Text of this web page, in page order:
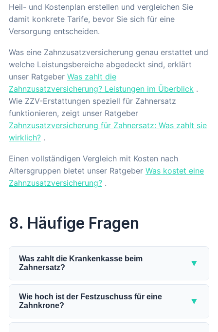
Heil- und Kostenplan erstellen und vergleichen Sie
damit konkrete Tarife, bevor Sie sich für eine
Versorgung entscheiden.
Was eine Zahnzusatzversicherung genau erstattet und
welche Leistungsbereiche abgedeckt sind, erklärt
unser Ratgeber Was zahlt die
Zahnzusatzversicherung? Leistungen im Überblick .
Wie ZZV-Erstattungen speziell für Zahnersatz
funktionieren, zeigt unser Ratgeber
Zahnzusatzversicherung für Zahnersatz: Was zahlt sie
wirklich? .
Einen vollständigen Vergleich mit Kosten nach
Altersgruppen bietet unser Ratgeber Was kostet eine
Zahnzusatzversicherung? .
8. Häufige Fragen
Was zahlt die Krankenkasse beim
Zahnersatz?
▼
Die gesetzliche Krankenkasse zahlt einen
befundbezogenen Festzuschuss, der 60 Prozent
der Regelversorgungskosten abdeckt. Bei einer
Zahnkrone (Befund 1.1) sind das 239,03 Euro ohne
Wie hoch ist der Festzuschuss für eine
Zahnkrone?
▼
Der Festzuschuss für eine Zahnkrone bei